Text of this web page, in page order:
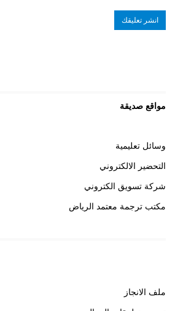
مواقع صديقة
وسائل تعليمية
التحضير الالكتروني
شركة تسويق الكتروني
مكتب ترجمة معتمد الرياض
ملف الانجاز